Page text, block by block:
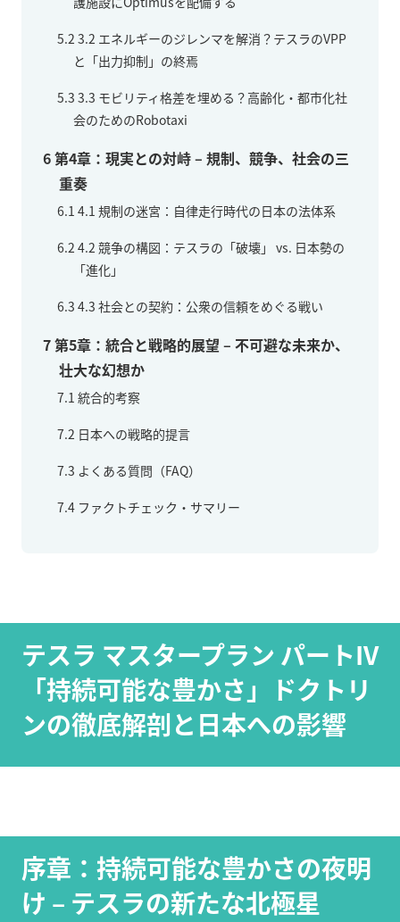
5.2 3.2 エネルギーのジレンマを解消？テスラのVPP
と「出力抑制」の終焉
5.3 3.3 モビリティ格差を埋める？高齢化・都市化社
会のためのRobotaxi
6第4章：現実との対峙 – 規制、競争、社会の三
重奏
6.1 4.1 規制の迷宮：自律走行時代の日本の法体系
6.2 4.2 競争の構図：テスラの「破壊」 vs. 日本勢の
「進化」
6.3 4.3 社会との契約：公衆の信頼をめぐる戦い
7第5章：統合と戦略的展望 – 不可避な未来か、
壮大な幻想か
7.1 統合的考察
7.2 日本への戦略的提言
7.3 よくある質問（FAQ）
7.4 ファクトチェック・サマリー
テスラ マスタープラン パートIV
「持続可能な豊かさ」ドクトリ
ンの徹底解剖と日本への影響
序章：持続可能な豊かさの夜明
け – テスラの新たな北極星